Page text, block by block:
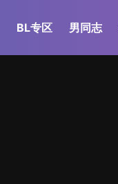
BL专区 男同志